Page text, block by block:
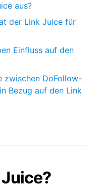
aus?
der Link Juice für
Einfluss auf den
zwischen DoFollow-
Bezug auf den Link